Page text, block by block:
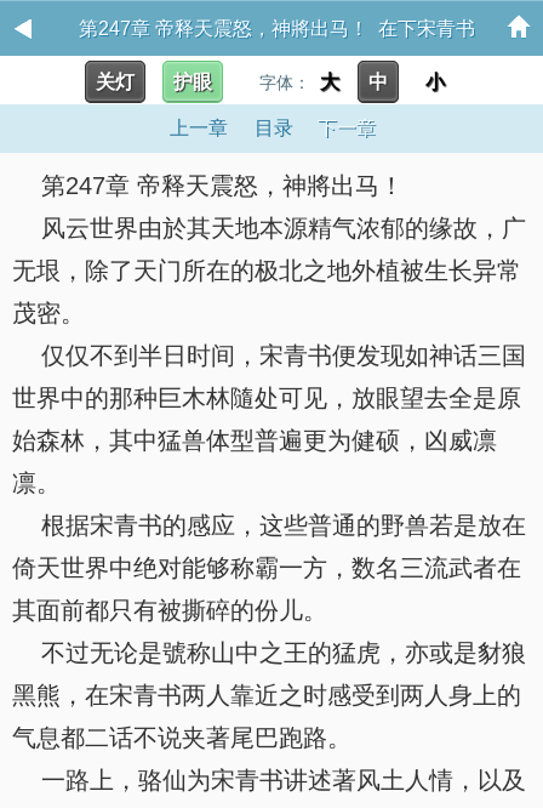
第247章 帝释天震怒，神將出马！ 在下宋青书
关灯 护眼 字体： 大 中 小
上一章 目录 下一章
第247章 帝释天震怒，神將出马！
风云世界由於其天地本源精气浓郁的缘故，广
无垠，除了天门所在的极北之地外植被生长异常
茂密。
仅仅不到半日时间，宋青书便发现如神话三国
世界中的那种巨木林隨处可见，放眼望去全是原
始森林，其中猛兽体型普遍更为健硕，凶威凛
凛。
根据宋青书的感应，这些普通的野兽若是放在
倚天世界中绝对能够称霸一方，数名三流武者在
其面前都只有被撕碎的份儿。
不过无论是號称山中之王的猛虎，亦或是豺狼
黑熊，在宋青书两人靠近之时感受到两人身上的
气息都二话不说夹著尾巴跑路。
一路上，骆仙为宋青书讲述著风土人情，以及